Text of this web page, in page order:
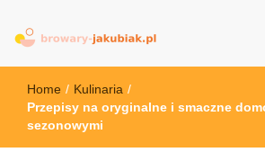
browary-jakubiak.pl
Home / Kulinaria /
Przepisy na oryginalne i smaczne
sezonowymi